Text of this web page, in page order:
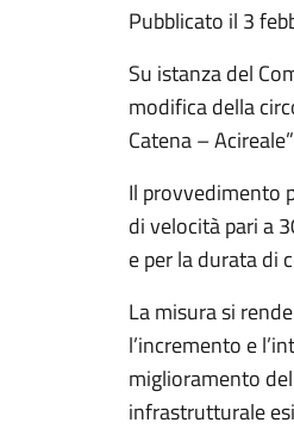
Pubblicato il 3
Su istanza del
modifica della
Catena –
Il provvedimento
di velocità pari a
e per la durata di
La misura si
l’incremento e
miglioramento
infrastrutturale